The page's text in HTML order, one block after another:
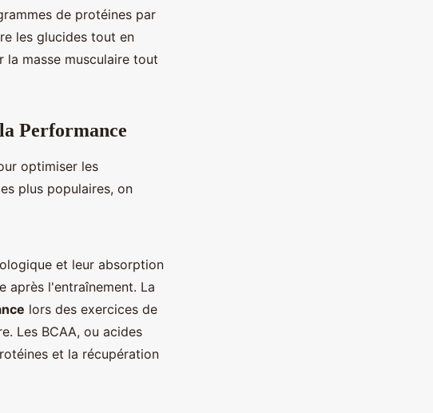
de protéines par
les glucides tout en
la masse musculaire tout
Performance
optimiser les
plus populaires, on
et leur absorption
après l'entraînement. La
lors des exercices de
Les BCAA, ou acides
et la récupération